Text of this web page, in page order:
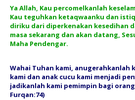
Ya Allah, Kau percomelkanlah
Kau teguhkan ketaqwaanku dan
diriku dari diperkenakan kesedihan
masa sekarang dan akan datang,
Maha Pendengar.
Wahai Tuhan kami, anugerahkanlah
kami dan anak cucu kami menjadi
jadikanlah kami pemimpin bagi
Furqan:74)